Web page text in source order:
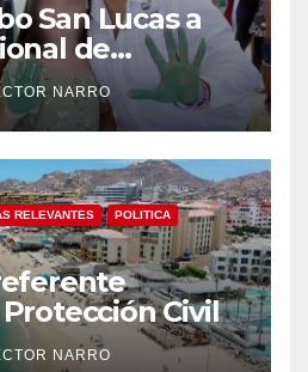
San Lucas a
de
NARRO
RELEVANTES POLITICA
Civil
NARRO